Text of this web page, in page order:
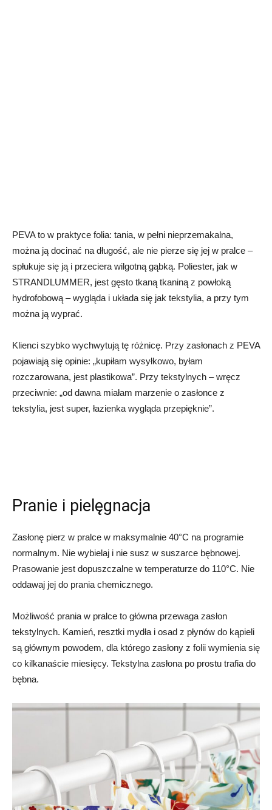
PEVA to w praktyce folia: tania, w pełni nieprzemakalna,
można ją docinać na długość, ale nie pierze się jej w pralce –
spłukuje się ją i przeciera wilgotną gąbką. Poliester, jak w
STRANDLUMMER, jest gęsto tkaną tkaniną z powłoką
hydrofobową – wygląda i układa się jak tekstylia, a przy tym
można ją wyprać.
Klienci szybko wychwytują tę różnicę. Przy zasłonach z PEVA
pojawiają się opinie: „kupiłam wysyłkowo, byłam
rozczarowana, jest plastikowa”. Przy tekstylnych – wręcz
przeciwnie: „od dawna miałam marzenie o zasłonce z
tekstylia, jest super, łazienka wygląda przepięknie”.
Pranie i pielęgnacja
Zasłonę pierz w pralce w maksymalnie 40°C na programie
normalnym. Nie wybielaj i nie susz w suszarce bębnowej.
Prasowanie jest dopuszczalne w temperaturze do 110°C. Nie
oddawaj jej do prania chemicznego.
Możliwość prania w pralce to główna przewaga zasłon
tekstylnych. Kamień, resztki mydła i osad z płynów do kąpieli
są głównym powodem, dla którego zasłony z folii wymienia się
co kilkanaście miesięcy. Tekstylna zasłona po prostu trafia do
bębna.